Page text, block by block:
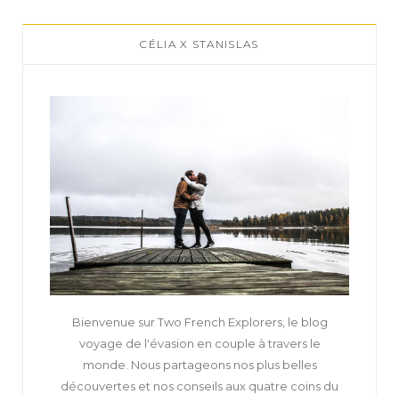
CÉLIA X STANISLAS
Bienvenue sur Two French Explorers, le blog
voyage de l'évasion en couple à travers le
monde. Nous partageons nos plus belles
découvertes et nos conseils aux quatre coins du